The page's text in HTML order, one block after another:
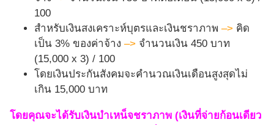
100
สำหรับเงินสงเคราะห์บุตรและเงินชราภาพ –> คิด
เป็น 3% ของค่าจ้าง –> จำนวนเงิน 450 บาท
(15,000 x 3) / 100
โดยเงินประกันสังคมจะคำนวณเงินเดือนสูงสุดไม่
เกิน 15,000 บาท
โดยคุณจะได้รับเงินบำเหน็จชราภาพ (เงินที่จ่ายก้อนเดียว